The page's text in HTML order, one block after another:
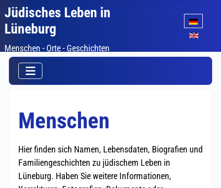
Jüdisches Leben in
Lüneburg
Menschen - Orte - Geschichten
Sprache